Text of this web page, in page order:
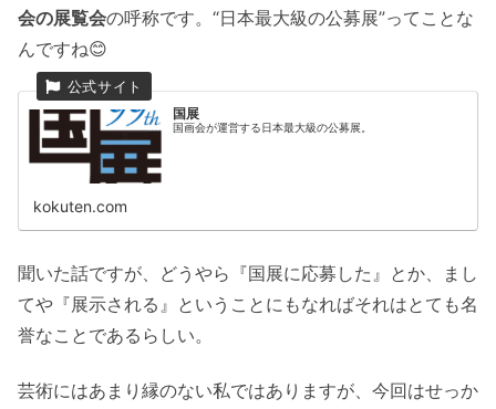
会の展覧会の呼称です。“日本最大級の公募展”ってことな
んですね😊
国展
国画会が運営する日本最大級の公募展。
kokuten.com
聞いた話ですが、どうやら『国展に応募した』とか、まし
てや『展示される』ということにもなればそれはとても名
誉なことであるらしい。
芸術にはあまり縁のない私ではありますが、今回はせっか